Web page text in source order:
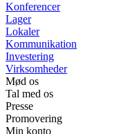
Konferencer
Lager
Lokaler
Kommunikation
Investering
Virksomheder
Mød os
Tal med os
Presse
Promovering
Min konto